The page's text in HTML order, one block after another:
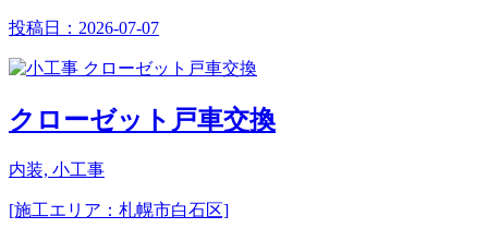
投稿日： 2026-07-07
クローゼット戸車交換
内装, 小工事
[施工エリア：札幌市白石区]